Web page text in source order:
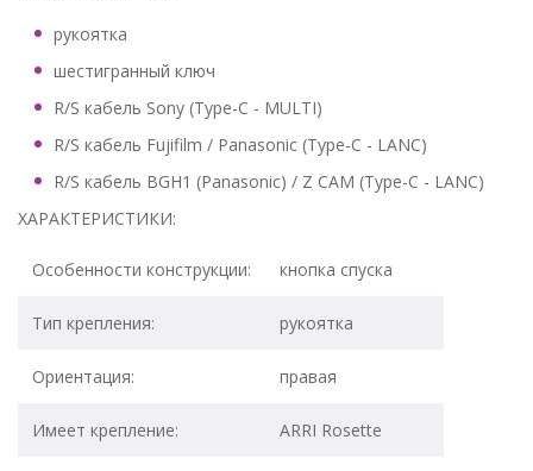
рукоятка
шестигранный ключ
R/S кабель Sony (Type-C - MULTI)
R/S кабель Fujifilm / Panasonic (Type-C - LANC)
R/S кабель BGH1 (Panasonic) / Z CAM (Type-C - LANC)
ХАРАКТЕРИСТИКИ:
Особенности конструкции: кнопка спуска
Тип крепления: рукоятка
Ориентация: правая
Имеет крепление: ARRI Rosette